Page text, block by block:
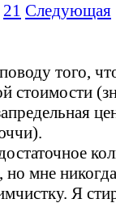
21 Следующая
того,
стоимости
но мне
Я